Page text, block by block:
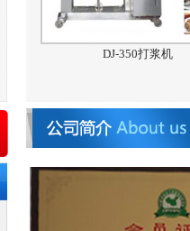
DJ-350打浆机